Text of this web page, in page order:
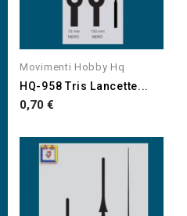
Movimenti Hobby Hq
HQ-958 Tris Lancette...
Prezzo
0,70 €